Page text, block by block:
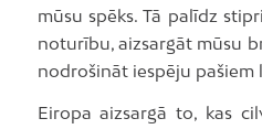
mūsu spēks. Tā palīdz
noturību, aizsargāt mūsu
nodrošināt iespēju pašiem
Eiropa aizsargā to, kas